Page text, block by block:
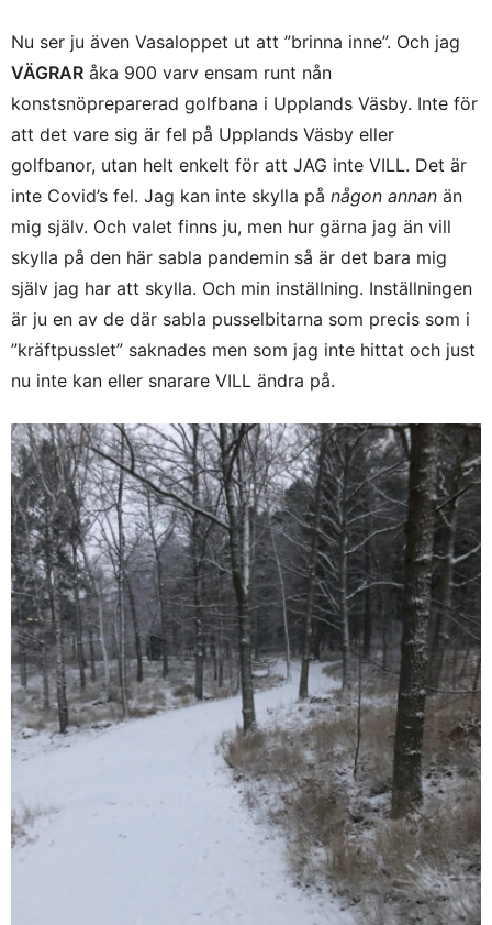
Nu ser ju även Vasaloppet ut att ”brinna inne”. Och jag
VÄGRAR åka 900 varv ensam runt nån
konstsnöpreparerad golfbana i Upplands Väsby. Inte för
att det vare sig är fel på Upplands Väsby eller
golfbanor, utan helt enkelt för att JAG inte VILL. Det är
inte Covid’s fel. Jag kan inte skylla på någon annan än
mig själv. Och valet finns ju, men hur gärna jag än vill
skylla på den här sabla pandemin så är det bara mig
själv jag har att skylla. Och min inställning. Inställningen
är ju en av de där sabla pusselbitarna som precis som i
”kräftpusslet” saknades men som jag inte hittat och just
nu inte kan eller snarare VILL ändra på.